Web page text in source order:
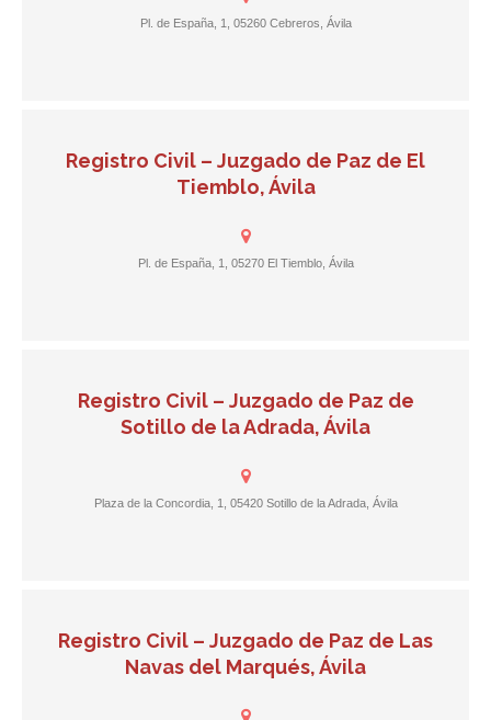
Pl. de España, 1, 05260 Cebreros, Ávila
Registro Civil – Juzgado de Paz de El
Tiemblo, Ávila
Pl. de España, 1, 05270 El Tiemblo, Ávila
Registro Civil – Juzgado de Paz de
Sotillo de la Adrada, Ávila
Plaza de la Concordia, 1, 05420 Sotillo de la Adrada, Ávila
Registro Civil – Juzgado de Paz de Las
Navas del Marqués, Ávila